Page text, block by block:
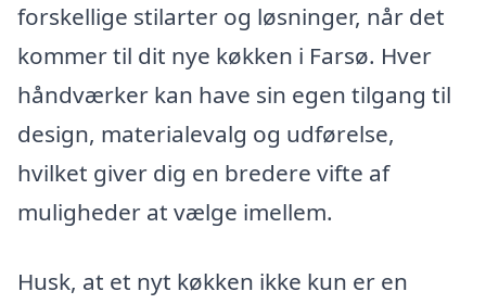
forskellige stilarter og løsninger, når det
kommer til dit nye køkken i Farsø. Hver
håndværker kan have sin egen tilgang til
design, materialevalg og udførelse,
hvilket giver dig en bredere vifte af
muligheder at vælge imellem.
Husk, at et nyt køkken ikke kun er en